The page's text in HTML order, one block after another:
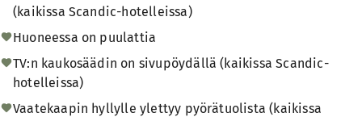
(kaikissa Scandic-hotelleissa)
Huoneessa on puulattia
TV:n kaukosäädin on sivupöydällä (kaikissa Scandic-
hotelleissa)
Vaatekaapin hyllylle ylettyy pyörätuolista (kaikissa